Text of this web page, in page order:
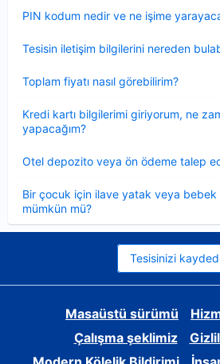
PIN kodum nedir ve ne işime
Tesisin iletişim bilgilerini nereden
Toplam fiyatı nasıl görebilirim?
Kredi kartı bilgilerimi giriyorum, ne
yapacağım?
Otel depozito veya ön ödeme talep
Bir çocuk için ilave yatak veya bebek
mümkün mü?
Tesisinizi
Masaüstü sürümü
Çalışma şeklimiz